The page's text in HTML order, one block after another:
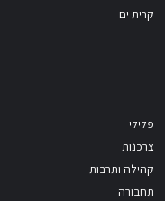
קרית ים
פלילי
צרכנות
קהילה ותרבות
תחבורה